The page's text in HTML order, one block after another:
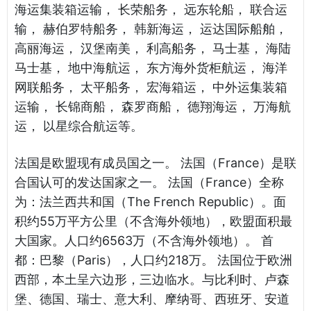
海运集装箱运输， 长荣船务， 远东轮船， 联合运
输， 赫伯罗特船务， 韩新海运， 运达国际船舶，
高丽海运， 汉堡南美， 利高船务， 马士基， 海陆
马士基， 地中海航运， 东方海外货柜航运， 海洋
网联船务， 太平船务， 宏海箱运， 中外运集装箱
运输， 长锦商船， 森罗商船， 德翔海运， 万海航
运， 以星综合航运等。
法国是欧盟现有成员国之一。 法国（France）是联
合国认可的发达国家之一。 法国（France）全称
为：法兰西共和国（The French Republic）。面
积约55万平方公里（不含海外领地），欧盟面积最
大国家。人口约6563万（不含海外领地）。 首
都：巴黎（Paris），人口约218万。 法国位于欧洲
西部，本土呈六边形，三边临水。与比利时、卢森
堡、德国、瑞士、意大利、摩纳哥、西班牙、安道